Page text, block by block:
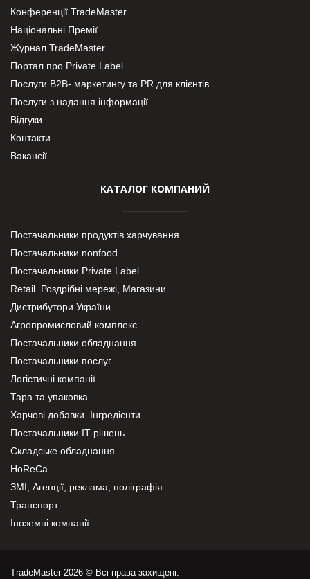
Конференції TradeMaster
Національні Премії
Журнал TradeMaster
Портал про Private Label
Послуги В2В- маркетингу та PR для клієнтів
Послуги з надання інформації
Відгуки
Контакти
Вакансії
КАТАЛОГ КОМПАНИЙ
Постачальники продуктів харчування
Постачальники nonfood
Постачальники Private Label
Retail. Роздрібні мережі, Магазини
Дистрибутори України
Агропромисловий комплекс
Постачальники обладнання
Постачальники послуг
Логістичні компанії
Тара та упаковка
Харчові добавки. Інгредієнти.
Постачальники IT-рішень
Складське обладнання
HoReCa
ЗМІ, Агенції, реклама, поліграфія
Транспорт
Іноземні компанії
TradeMaster 2026 © Всі права захищені.